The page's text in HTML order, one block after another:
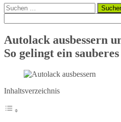
Suchen
nach:
Autolack ausbessern
So gelingt ein
Inhaltsverzeichnis